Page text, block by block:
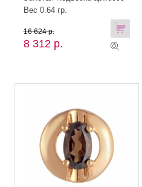
Вес 0.64 гр.
8 312 р.
16 624 р.